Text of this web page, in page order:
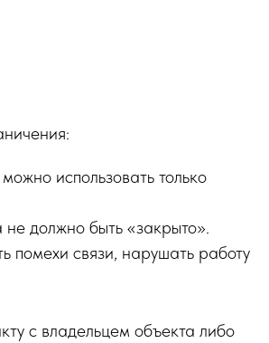
использовать только
должно быть «закрыто».
связи, нарушать работу
с владельцем объекта либо